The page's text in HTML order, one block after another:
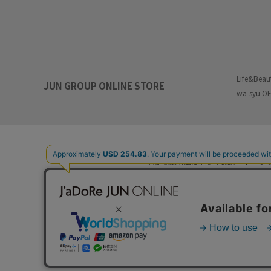
JUN GROUP ONLINE STORE
wa-syu
特定商取引法に基づく表記 プ